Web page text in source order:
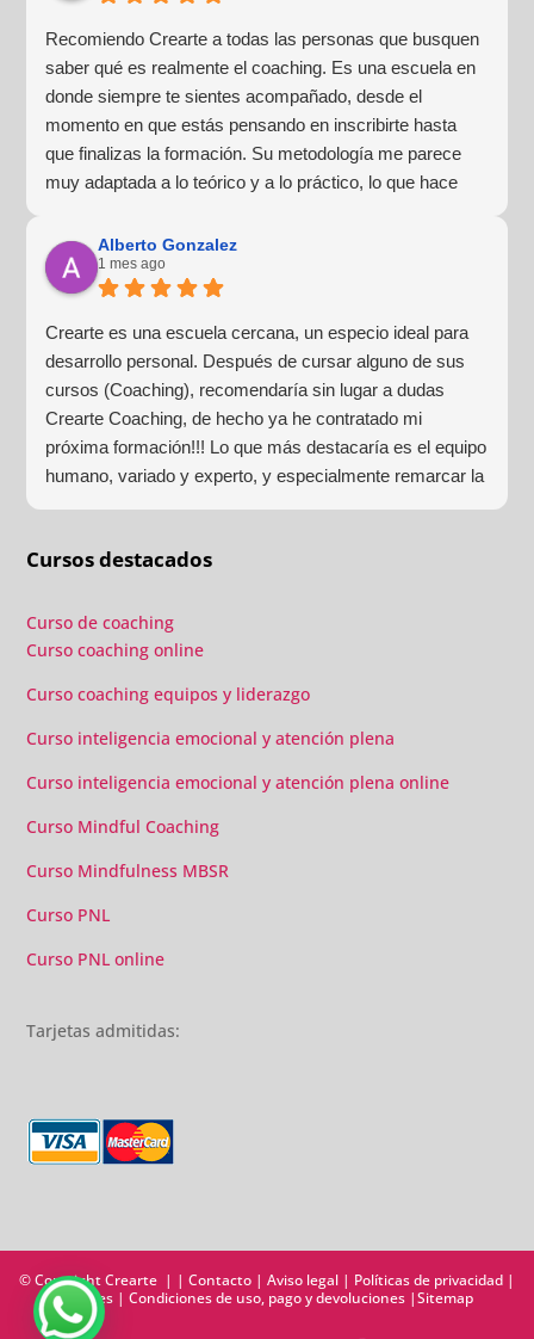
Recomiendo Crearte a todas las personas que busquen
saber qué es realmente el coaching. Es una escuela en
donde siempre te sientes acompañado, desde el
momento en que estás pensando en inscribirte hasta
que finalizas la formación. Su metodología me parece
muy adaptada a lo teórico y a lo práctico, lo que hace
¡Para mí fue una excelente experiencia!
Alberto Gonzalez
1 mes ago
Crearte es una escuela cercana, un especio ideal para
desarrollo personal. Después de cursar alguno de sus
cursos (Coaching), recomendaría sin lugar a dudas
Crearte Coaching, de hecho ya he contratado mi
próxima formación!!! Lo que más destacaría es el equipo
humano, variado y experto, y especialmente remarcar la
añadido con multitud de formaciones, seminarios y
gran liderazgo de Beatriz Ricondo!!!
Cursos destacados
Curso de coaching
Curso coaching online
Curso coaching equipos y liderazgo
Curso inteligencia emocional y atención plena
Curso inteligencia emocional y atención plena online
Curso Mindful Coaching
Curso Mindfulness MBSR
Curso PNL
Curso PNL online
Tarjetas admitidas:
© Copyright Crearte | | Contacto| Aviso legal| Políticas de privacidad|
Cookies |Condiciones de uso, pago y devoluciones |Sitemap